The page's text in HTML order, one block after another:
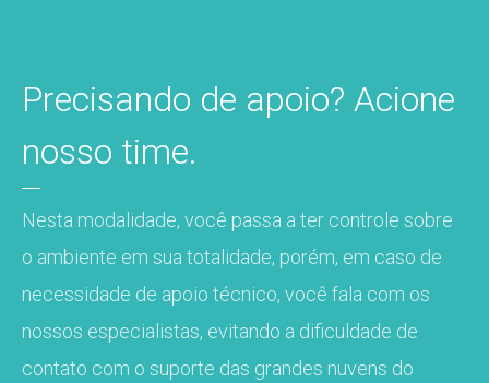
Precisando de apoio? Acione
nosso time.
Nesta modalidade, você passa a ter controle sobre
o ambiente em sua totalidade, porém, em caso de
necessidade de apoio técnico, você fala com os
nossos especialistas, evitando a dificuldade de
contato com o suporte das grandes nuvens do